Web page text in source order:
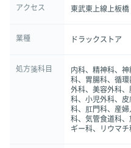
アクセス 東武東上線上板橋
業種 ドラックストア
処方箋科目
内科、精神科、
科、胃腸科、循
外科、美容外科
科、小児外科、
科、肛門科、産
科、気管食道科
ギー科、リウマ